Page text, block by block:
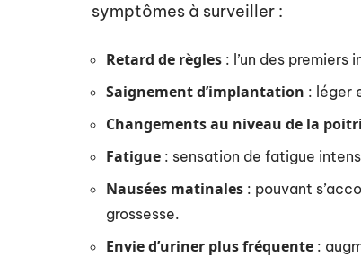
symptômes à surveiller :
Retard de règles : l’un des premiers
Saignement d’implantation : léger
Changements au niveau de la
Fatigue : sensation de fatigue
Nausées matinales : pouvant
grossesse.
Envie d’uriner plus fréquente :